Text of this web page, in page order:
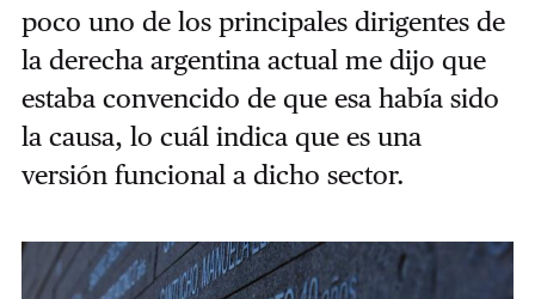
poco uno de los principales dirigentes de
la derecha argentina actual me dijo que
estaba convencido de que esa había sido
la causa, lo cuál indica que es una
versión funcional a dicho sector.